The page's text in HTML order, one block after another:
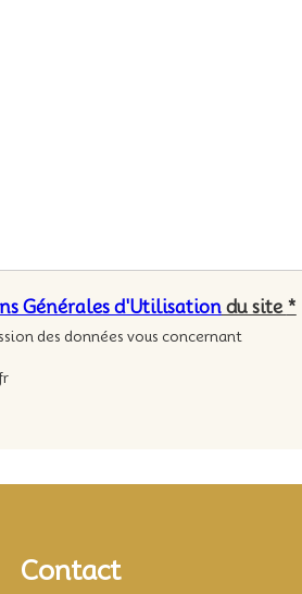
Générales d'Utilisationdu site *
des données vous concernant
Contact